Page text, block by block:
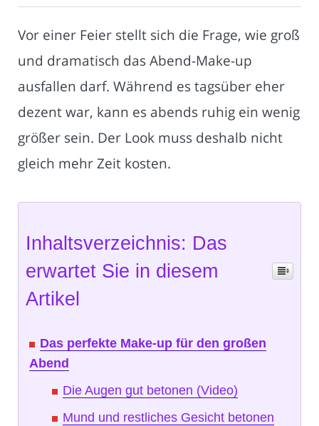
Vor einer Feier stellt sich die Frage, wie groß
und dramatisch das Abend-Make-up
ausfallen darf. Während es tagsüber eher
dezent war, kann es abends ruhig ein wenig
größer sein. Der Look muss deshalb nicht
gleich mehr Zeit kosten.
Inhaltsverzeichnis: Das
erwartet Sie in diesem
Artikel
Das perfekte Make-up für den großen
Abend
Die Augen gut betonen (Video)
Mund und restliches Gesicht betonen